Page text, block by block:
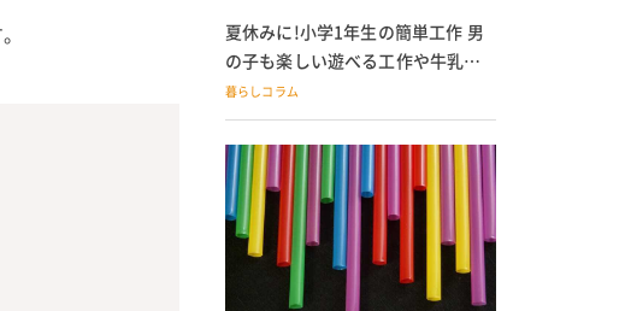
夏休みに!小学1年生の簡単工作 男
の子も楽しい遊べる工作や牛乳パ
ック貯金箱も
暮らしコラム